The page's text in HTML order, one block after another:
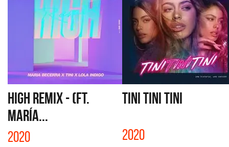
HIGH REMIX - (FT.
MARÍA...
2020
TINI TINI TINI
2020